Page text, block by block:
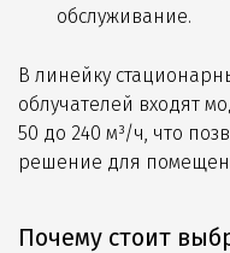
обслуживание.
В линейку
облучателей входят
50 до 240 м³/ч, что
решение для
Почему стоит